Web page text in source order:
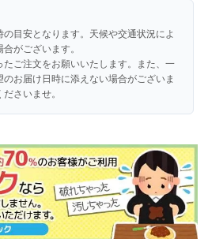
目安となります。天候や交通状況によ
がございます。
ご注文をお願いいたします。また、一
お届け日時に添えない場合がございま
さいませ。